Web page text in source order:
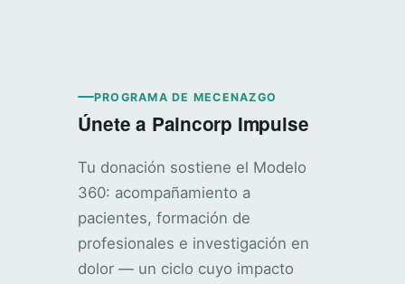
PROGRAMA DE MECENAZGO
Únete a Paincorp Impulse
Tu donación sostiene el Modelo
360: acompañamiento a
pacientes, formación de
profesionales e investigación en
dolor — un ciclo cuyo impacto